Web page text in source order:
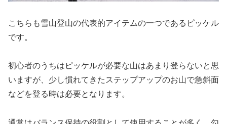
こちらも雪山登山の代表的アイテムの一つであるピッケル
です。
初心者のうちはピッケルが必要な山はあまり登らないと思
いますが、少し慣れてきたステップアップのお山で急斜面
などを登る時は必要となります。